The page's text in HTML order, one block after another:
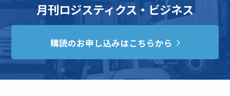
月刊ロジスティクス・ビジネス
購読のお申し込みはこちらから